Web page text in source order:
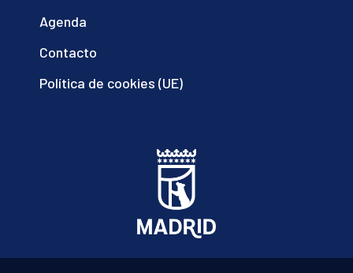
Agenda
Contacto
Política de cookies (UE)